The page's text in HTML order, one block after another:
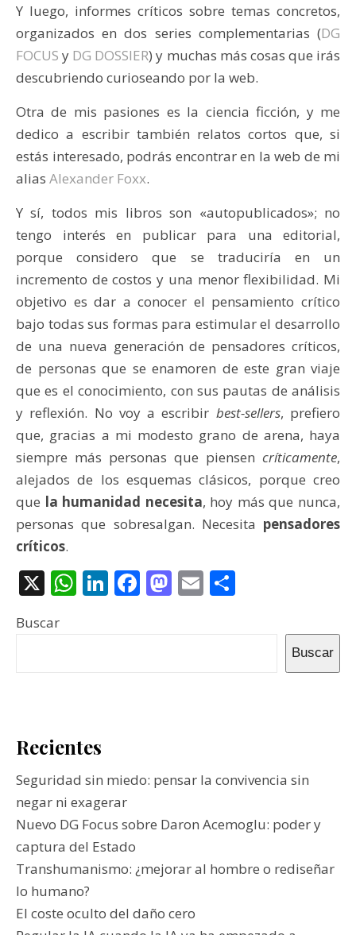
Y luego, informes críticos sobre temas concretos,
organizados en dos series complementarias (DG
FOCUS y DG DOSSIER) y muchas más cosas que irás
descubriendo curioseando por la web.
Otra de mis pasiones es la ciencia ficción, y me
dedico a escribir también relatos cortos que, si
estás interesado, podrás encontrar en la web de mi
alias Alexander Foxx.
Y sí, todos mis libros son «autopublicados»; no
tengo interés en publicar para una editorial,
porque considero que se traduciría en un
incremento de costos y una menor flexibilidad. Mi
objetivo es dar a conocer el pensamiento crítico
bajo todas sus formas para estimular el desarrollo
de una nueva generación de pensadores críticos,
de personas que se enamoren de este gran viaje
que es el conocimiento, con sus pautas de análisis
y reflexión. No voy a escribir best-sellers, prefiero
que, gracias a mi modesto grano de arena, haya
siempre más personas que piensen críticamente,
alejados de los esquemas clásicos, porque creo
que la humanidad necesita, hoy más que nunca,
personas que sobresalgan. Necesita pensadores
críticos.
X WhatsApp
LinkedIn
Facebook
Mastodon
Email
Buscar
Buscar
Recientes
Seguridad sin miedo: pensar la convivencia sin
negar ni exagerar
Nuevo DG Focus sobre Daron Acemoglu: poder y
captura del Estado
Transhumanismo: ¿mejorar al hombre o rediseñar
lo humano?
El coste oculto del daño cero